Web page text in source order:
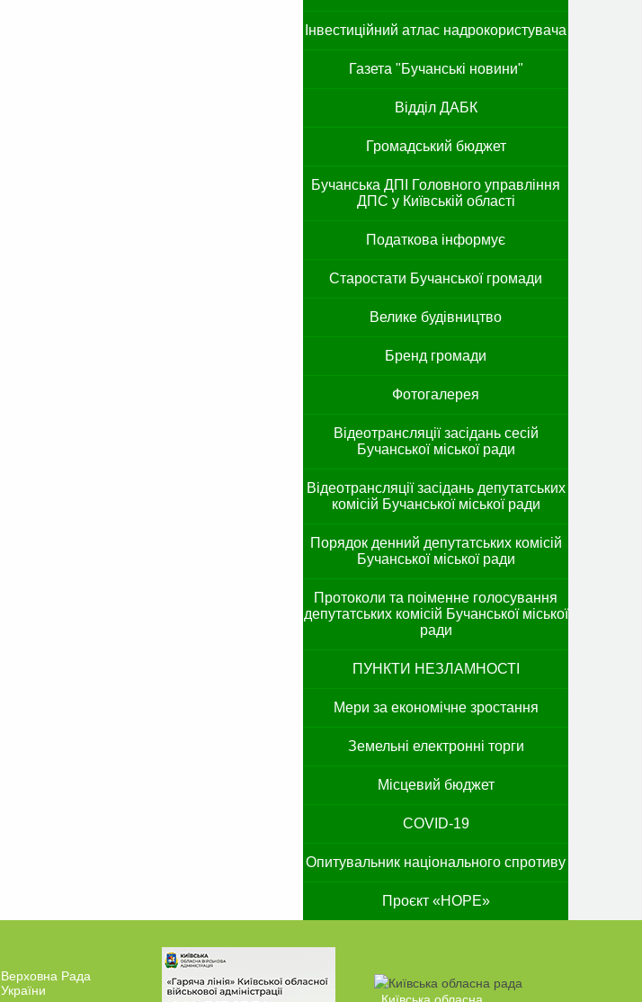
Інвестиційний атлас надрокористувача
Газета "Бучанські новини"
Відділ ДАБК
Громадський бюджет
Бучанська ДПІ Головного управління
ДПС у Київській області
Податкова інформує
Старостати Бучанської громади
Велике будівництво
Бренд громади
Фотогалерея
Відеотрансляції засідань сесій
Бучанської міської ради
Відеотрансляції засідань депутатських
комісій Бучанської міської ради
Порядок денний депутатських комісій
Бучанської міської ради
Протоколи та поіменне голосування
депутатських комісій Бучанської міської
ради
ПУНКТИ НЕЗЛАМНОСТІ
Мери за економічне зростання
Земельні електронні торги
Місцевий бюджет
COVID-19
Опитувальник національного спротиву
Проєкт «HOPE»
Верховна Рада
України